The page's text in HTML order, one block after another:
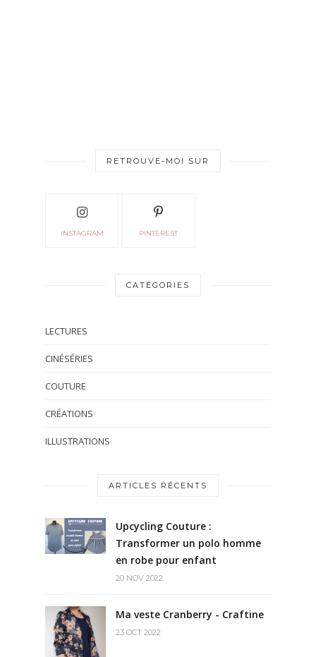
RETROUVE-MOI SUR
INSTAGRAM PINTEREST
CATÉGORIES
LECTURES
CINÉSÉRIES
COUTURE
CRÉATIONS
ILLUSTRATIONS
ARTICLES RÉCENTS
Upcycling Couture :
Transformer un polo homme
en robe pour enfant
20 NOV 2022
Ma veste Cranberry - Craftine
23 OCT 2022